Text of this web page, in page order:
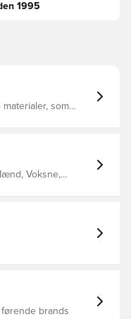
1995
som
Voksne,
brands